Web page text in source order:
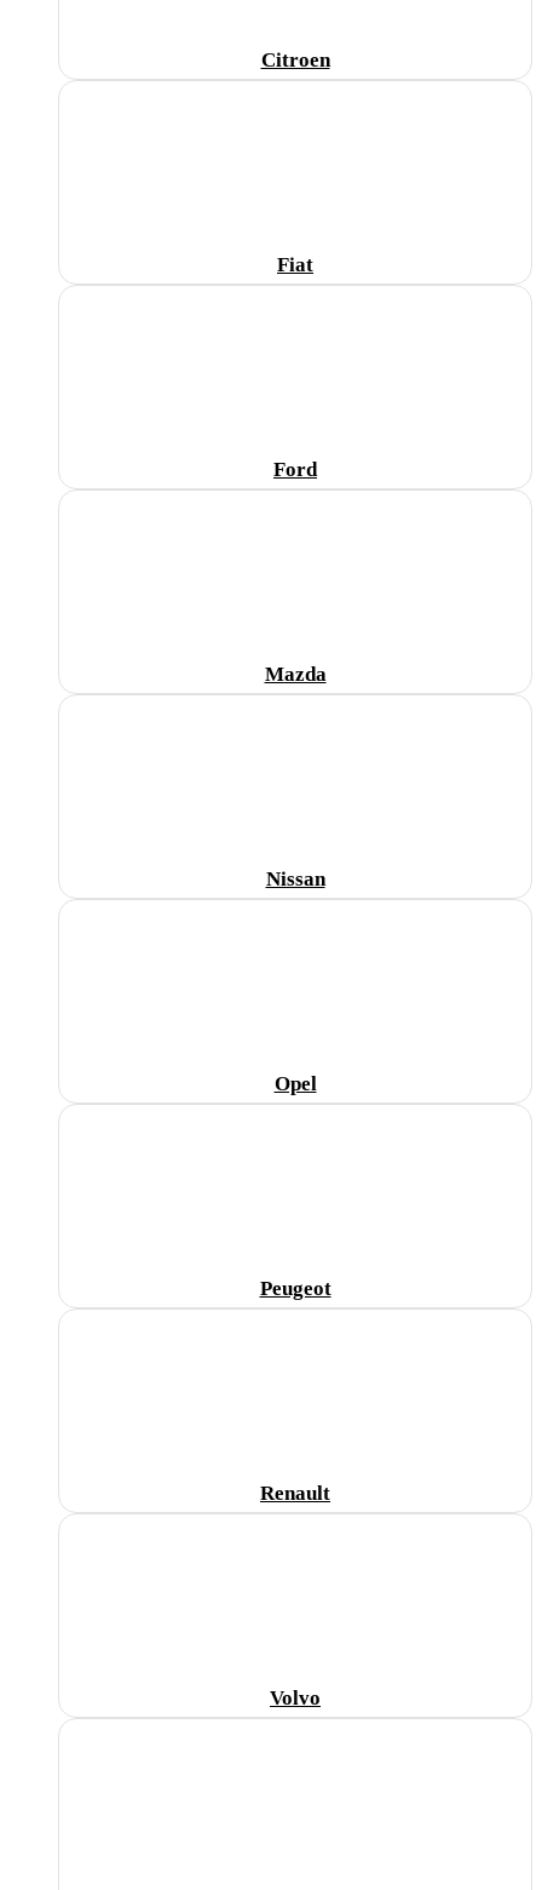
Citroen
Fiat
Ford
Mazda
Nissan
Opel
Peugeot
Renault
Volvo